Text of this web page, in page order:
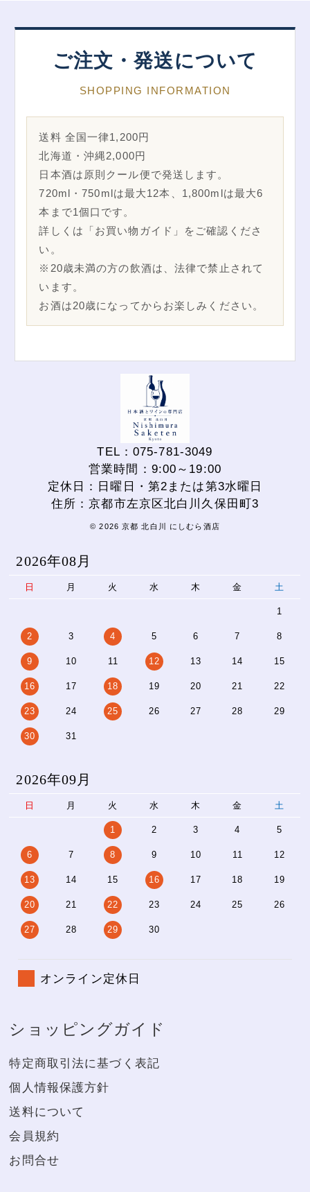
ご注文・発送について
SHOPPING INFORMATION
送料 全国一律1,200円
北海道・沖縄2,000円
日本酒は原則クール便で発送します。
720ml・750mlは最大12本、1,800mlは最大6
本まで1個口です。
詳しくは「お買い物ガイド」をご確認くださ
い。
※20歳未満の方の飲酒は、法律で禁止されて
います。
お酒は20歳になってからお楽しみください。
TEL：075-781-3049
営業時間：9:00～19:00
定休日：日曜日・第2または第3水曜日
住所：京都市左京区北白川久保田町3
© 2026 京都 北白川 にしむら酒店
2026年08月
日 月 火 水 木 金 土
1
2 3 4 5 6 7 8
9 10 11 12 13 14 15
16 17 18 19 20 21 22
23 24 25 26 27 28 29
30 31
2026年09月
日 月 火 水 木 金 土
1 2 3 4 5
6 7 8 9 10 11 12
13 14 15 16 17 18 19
20 21 22 23 24 25 26
27 28 29 30
オンライン定休日
ショッピングガイド
特定商取引法に基づく表記
個人情報保護方針
送料について
会員規約
お問合せ